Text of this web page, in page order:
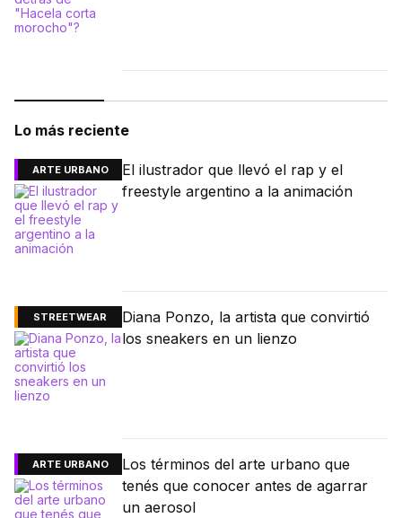
Lo más reciente
ARTE URBANO
El ilustrador que llevó el rap y el
freestyle argentino a la animación
STREETWEAR
Diana Ponzo, la artista que convirtió
los sneakers en un lienzo
ARTE URBANO
Los términos del arte urbano que
tenés que conocer antes de agarrar
un aerosol